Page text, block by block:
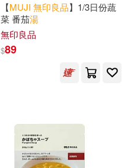
【MUJI 無印良品】1/3日份蔬
菜 番茄湯
無印良品
$89